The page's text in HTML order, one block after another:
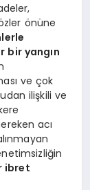
önüne
bir yangın
ve çok
ilişkili ve
acı
ibret